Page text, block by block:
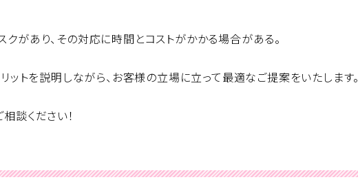
があり、その対応に時間とコストがかかる場合がある。
ットを説明しながら、お客様の立場に立って最適なご提案をいたします。
談ください！